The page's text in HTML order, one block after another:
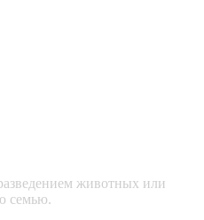
животных или
семью.